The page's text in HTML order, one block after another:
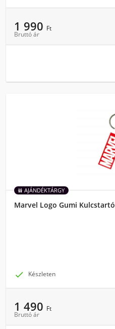
1 990 Ft
Bruttó ár
AJÁNDÉKTÁRGY
Marvel Logo Gumi Kulcstartó
 Készleten
1 490 Ft
Bruttó ár